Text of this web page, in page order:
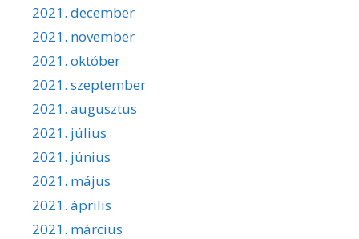
2021. december
2021. november
2021. október
2021. szeptember
2021. augusztus
2021. július
2021. június
2021. május
2021. április
2021. március